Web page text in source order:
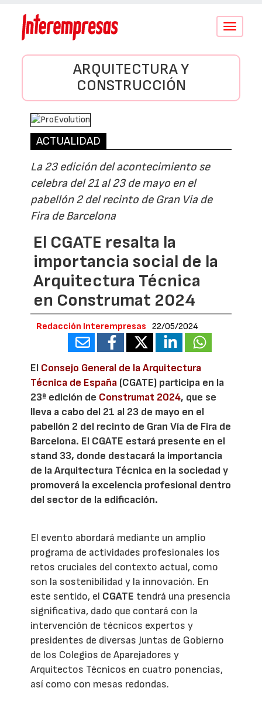
Conmutar
ARQUITECTURA Y
CONSTRUCCIÓN
ACTUALIDAD
La 23 edición del acontecimiento se
celebra del 21 al 23 de mayo en el
pabellón 2 del recinto de Gran Via de
Fira de Barcelona
El CGATE resalta la
importancia social de la
Arquitectura Técnica
en Construmat 2024
Redacción Interempresas 22/05/2024
El Consejo General de la Arquitectura
Técnica de España (CGATE) participa en la
23ª edición de Construmat 2024, que se
lleva a cabo del 21 al 23 de mayo en el
pabellón 2 del recinto de Gran Vía de Fira de
Barcelona. El CGATE estará presente en el
stand 33, donde destacará la importancia
de la Arquitectura Técnica en la sociedad y
promoverá la excelencia profesional dentro
del sector de la edificación.
El evento abordará mediante un amplio
programa de actividades profesionales los
retos cruciales del contexto actual, como
son la sostenibilidad y la innovación. En
este sentido, el CGATE tendrá una presencia
significativa, dado que contará con la
intervención de técnicos expertos y
presidentes de diversas Juntas de Gobierno
de los Colegios de Aparejadores y
Arquitectos Técnicos en cuatro ponencias,
así como con mesas redondas.